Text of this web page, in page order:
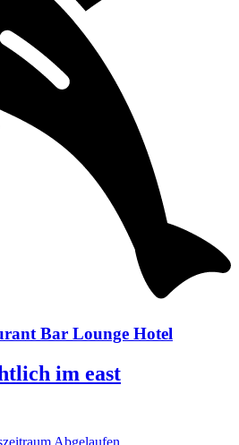
Bar Lounge Hotel
im east
Abgelaufen